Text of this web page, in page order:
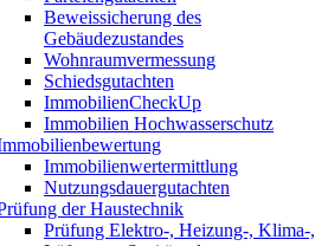
Beweissicherung des
Gebäudezustandes
Wohnraumvermessung
Schiedsgutachten
ImmobilienCheckUp
Immobilien Hochwasserschutz
Immobilienwertermittlung
Nutzungsdauergutachten
der Haustechnik
Prüfung Elektro-, Heizung-, Klima-,